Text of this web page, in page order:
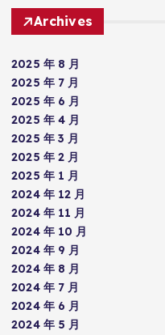
Archives
2025 年 8 月
2025 年 7 月
2025 年 6 月
2025 年 4 月
2025 年 3 月
2025 年 2 月
2025 年 1 月
2024 年 12 月
2024 年 11 月
2024 年 10 月
2024 年 9 月
2024 年 8 月
2024 年 7 月
2024 年 6 月
2024 年 5 月